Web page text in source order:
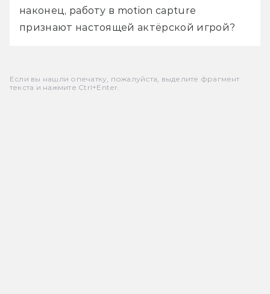
наконец, работу в motion capture
признают настоящей актёрской игрой?
Если вы нашли опечатку, пожалуйста, выделите фрагмент
текста и нажмите Ctrl+Enter.